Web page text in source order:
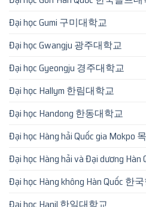
Đại học Gumi 구미대학교
Đại học Gwangju 광주대학교
Đại học Gyeongju 경주대학교
Đại học Hallym 한림대학교
Đại học Handong 한동대학교
Đại học Hàng hải Quốc gia Mokpo
Đại học Hàng hải và Đại dương
Đại học Hàng không Hàn Quốc 한